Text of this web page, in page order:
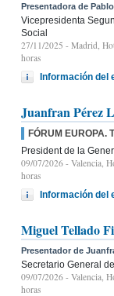
Presentadora de
Vicepresidenta
Social
27/11/2025 - Madrid,
horas
Información del
Juanfran Pérez
FÓRUM EUROPA.
President de la
09/07/2026 - Valencia,
horas
Información del
Miguel Tellado
Presentador de
Secretario General
09/07/2026 - Valencia,
horas